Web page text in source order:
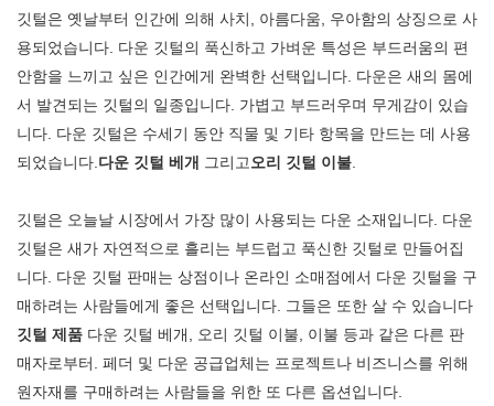
깃털은 옛날부터 인간에 의해 사치, 아름다움, 우아함의 상징으로 사
용되었습니다. 다운 깃털의 푹신하고 가벼운 특성은 부드러움의 편
안함을 느끼고 싶은 인간에게 완벽한 선택입니다. 다운은 새의 몸에
서 발견되는 깃털의 일종입니다. 가볍고 부드러우며 무게감이 있습
니다. 다운 깃털은 수세기 동안 직물 및 기타 항목을 만드는 데 사용
되었습니다. 다운 깃털 베개 그리고 오리 깃털 이불
깃털은 오늘날 시장에서 가장 많이 사용되는 다운 소재입니다. 다운
깃털은 새가 자연적으로 흘리는 부드럽고 푹신한 깃털로 만들어집
니다. 다운 깃털 판매는 상점이나 온라인 소매점에서 다운 깃털을 구
매하려는 사람들에게 좋은 선택입니다. 그들은 또한 살 수 있습니다
깃털 제품 다운 깃털 베개, 오리 깃털 이불, 이불 등과 같은 다른 판
매자로부터. 페더 및 다운 공급업체는 프로젝트나 비즈니스를 위해
원자재를 구매하려는 사람들을 위한 또 다른 옵션입니다.
습니다. 사이즈는 두 가지 옵션
이 있습니다. 첫 번째는
45x45cm 베개 커버 2개와
50x50cm 거위털 베개 세트이고,
두 번째는 50x50cm 베개 커버 2
개와 55x55cm 거위털 베개 세트
갯잇을 사용하면 베개가 베갯잇
안에 꼭 맞게 들어가 더욱 풍성
하고 꼿꼿하게 서 있는 것처럼
보여 시각적으로 보기 좋고, 베
개가 헐렁하거나 처져 보이는 것
을 방지할 수 있습니다. 이 세트
는 소파, 침실 등 다양한 공간에
트리스 커버, 172x223cm 이불,
그리고 50x65cm와 50x75cm 베
개 커버 각 1개로 구성되어 있습
니다. F, Q, K 사이즈는 모두 7피
스 세트입니다. F 사이즈는
205x243cm 시트, 137x190cm
불, 50x65cm 베개 커버 2개, 그
리고 50x75cm 베개 커버 2개로
구성되어 있습니다. Q 사이즈는
228x259cm 시트, 152x203cm
매트리스 커버, 223x223cm 이
불, 50x65cm 베개 커버 2개,
50x75cm 베개 커버 2개로 구성
트리스 커버, 172x223cm 이불,
그리고 50x65cm와 50x75cm 베
개 커버 각 1개로 구성되어 있습
니다. F, Q, K 사이즈는 모두 7피
스 세트입니다. F 사이즈는
205x243cm 시트, 137x190cm
불, 50x65cm 베개 커버 2개, 그
리고 50x75cm 베개 커버 2개로
구성되어 있습니다. Q 사이즈는
228x259cm 시트, 152x203cm
매트리스 커버, 223x223cm 이
불, 50x65cm 베개 커버 2개,
50x75cm 베개 커버 2개로 구성